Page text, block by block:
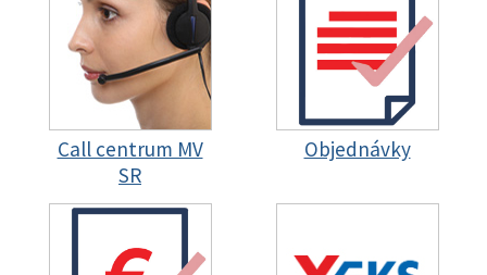
Call centrum MV
SR
Objednávky